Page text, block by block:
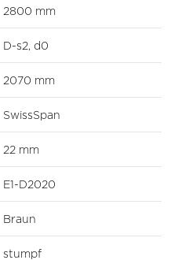
2800 mm
D-s2, d0
2070 mm
SwissSpan
22 mm
E1-D2020
Braun
stumpf